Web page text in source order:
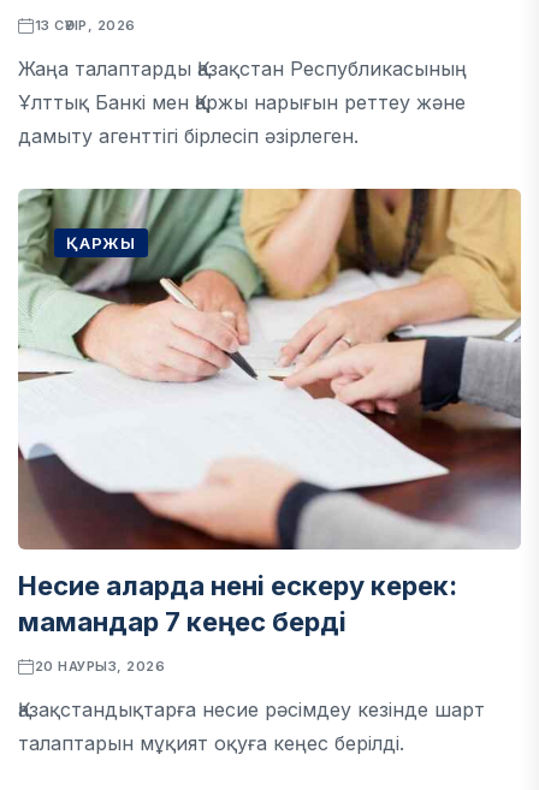
13 СӘУІР, 2026
Жаңа талаптарды Қазақстан Республикасының
Ұлттық Банкі мен Қаржы нарығын реттеу және
дамыту агенттігі бірлесіп әзірлеген.
ҚАРЖЫ
Несие аларда нені ескеру керек:
мамандар 7 кеңес берді
20 НАУРЫЗ, 2026
Қазақстандықтарға несие рәсімдеу кезінде шарт
талаптарын мұқият оқуға кеңес берілді.